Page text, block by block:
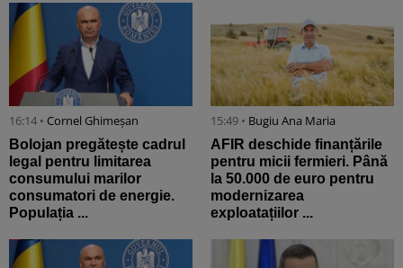
16:14 • Cornel Ghimeșan
Bolojan pregătește cadrul
legal pentru limitarea
consumului marilor
consumatori de energie.
Populația ...
15:49 • Bugiu ⁠Ana Maria
AFIR deschide finanțările
pentru micii fermieri. Până
la 50.000 de euro pentru
modernizarea
exploatațiilor ...